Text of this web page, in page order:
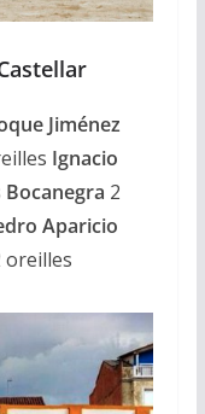
Jiménez
Ignacio
Bocanegra 2
Aparicio
oreilles